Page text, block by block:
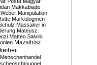
Makkabiade
Manipulation
Marktdogmen
Massaker in
Mateusz
Matteo Salvini
Mazsihisz
Menschenhandel